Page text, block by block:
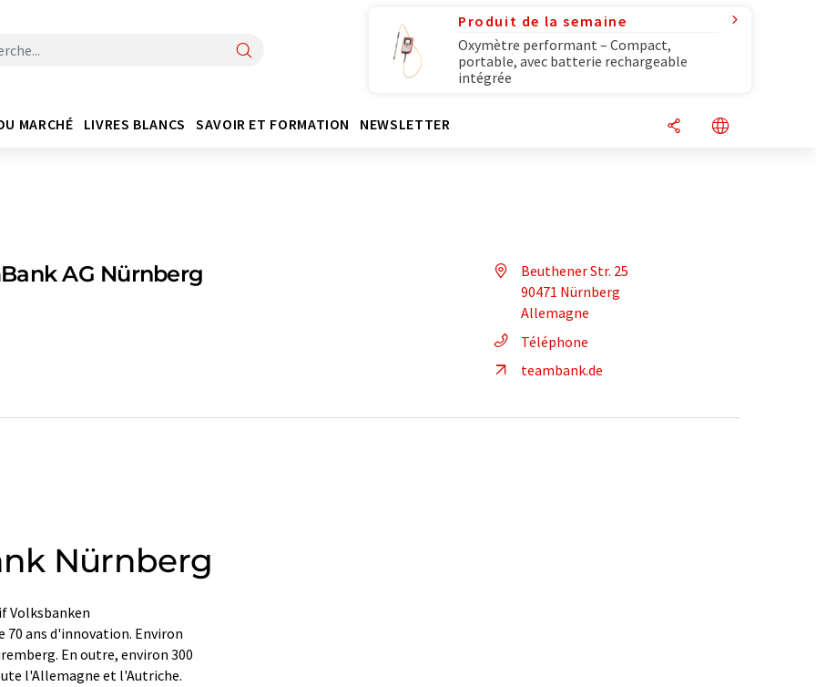
Produit de la semaine
Oxymètre performant – Compact,
portable, avec batterie rechargeable
intégrée
MARCHÉ LIVRES BLANCS SAVOIR ET FORMATION NEWSLETTER
AG Nürnberg
Beuthener Str. 25
90471 Nürnberg
Allemagne
Téléphone
teambank.de
Nürnberg
Volksbanken
70 ans d'innovation. Environ
En outre, environ 300
l'Allemagne et l'Autriche.